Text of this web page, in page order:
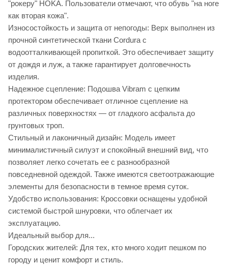
"рокеру" HOKA. Пользователи отмечают, что обувь "на ноге
как вторая кожа".
Износостойкость и защита от непогоды: Верх выполнен из
прочной синтетической ткани Cordura с
водоотталкивающей пропиткой. Это обеспечивает защиту
от дождя и луж, а также гарантирует долговечность
изделия.
Надежное сцепление: Подошва Vibram с цепким
протектором обеспечивает отличное сцепление на
различных поверхностях — от гладкого асфальта до
грунтовых троп.
Стильный и лаконичный дизайн: Модель имеет
минималистичный силуэт и спокойный внешний вид, что
позволяет легко сочетать ее с разнообразной
повседневной одеждой. Также имеются светоотражающие
элементы для безопасности в темное время суток.
Удобство использования: Кроссовки оснащены удобной
системой быстрой шнуровки, что облегчает их
эксплуатацию.
Идеальный выбор для...
Городских жителей: Для тех, кто много ходит пешком по
городу и ценит комфорт и стиль.